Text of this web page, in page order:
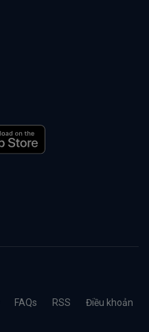
FAQs RSS Điều khoản